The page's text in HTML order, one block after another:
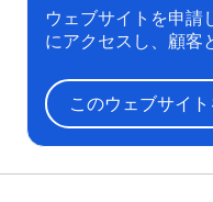
ウェブサイトを申請
にアクセスし、顧客
このウェブサイ